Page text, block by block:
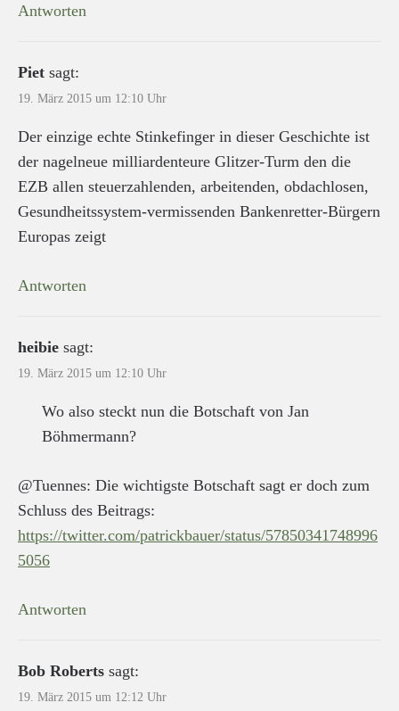
Antworten
Piet sagt:
19. März 2015 um 12:10 Uhr
Der einzige echte Stinkefinger in dieser Geschichte ist
der nagelneue milliardenteure Glitzer-Turm den die
EZB allen steuerzahlenden, arbeitenden, obdachlosen,
Gesundheitssystem-vermissenden Bankenretter-Bürgern
Europas zeigt
Antworten
heibie sagt:
19. März 2015 um 12:10 Uhr
Wo also steckt nun die Botschaft von Jan
Böhmermann?
@Tuennes: Die wichtigste Botschaft sagt er doch zum
Schluss des Beitrags:
https://twitter.com/patrickbauer/status/57850341748996
5056
Antworten
Bob Roberts sagt:
19. März 2015 um 12:12 Uhr